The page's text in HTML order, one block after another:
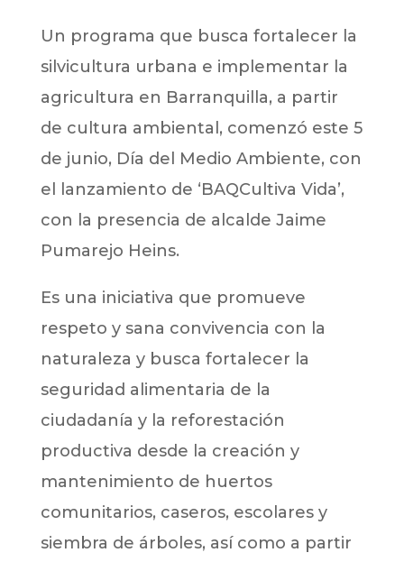
Un programa que busca fortalecer la
silvicultura urbana e implementar la
agricultura en Barranquilla, a partir
de cultura ambiental, comenzó este 5
de junio, Día del Medio Ambiente, con
el lanzamiento de ‘BAQCultiva Vida’,
con la presencia de alcalde Jaime
Pumarejo Heins.
Es una iniciativa que promueve
respeto y sana convivencia con la
naturaleza y busca fortalecer la
seguridad alimentaria de la
ciudadanía y la reforestación
productiva desde la creación y
mantenimiento de huertos
comunitarios, caseros, escolares y
siembra de árboles, así como a partir